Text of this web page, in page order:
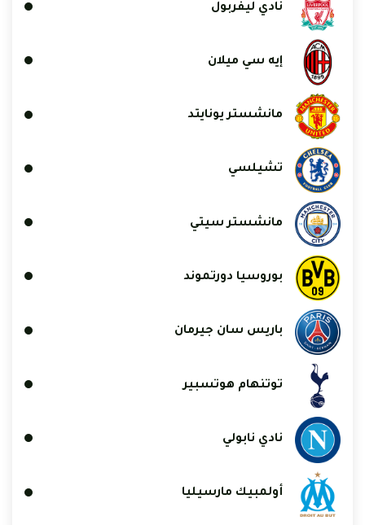
نادي ليفربول
إيه سي ميلان
مانشستر يونايتد
تشيلسي
مانشستر سيتي
بوروسيا دورتموند
باريس سان جيرمان
توتنهام هوتسبير
نادي نابولي
أولمبيك مارسيليا